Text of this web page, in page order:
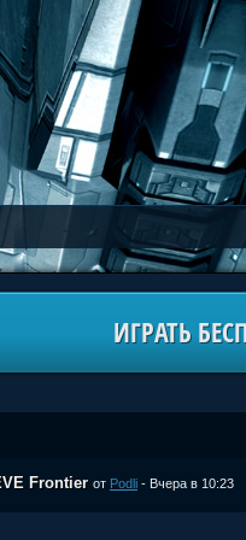
ИГРАТЬ
Frontier от Podli - Вчера в 10:23